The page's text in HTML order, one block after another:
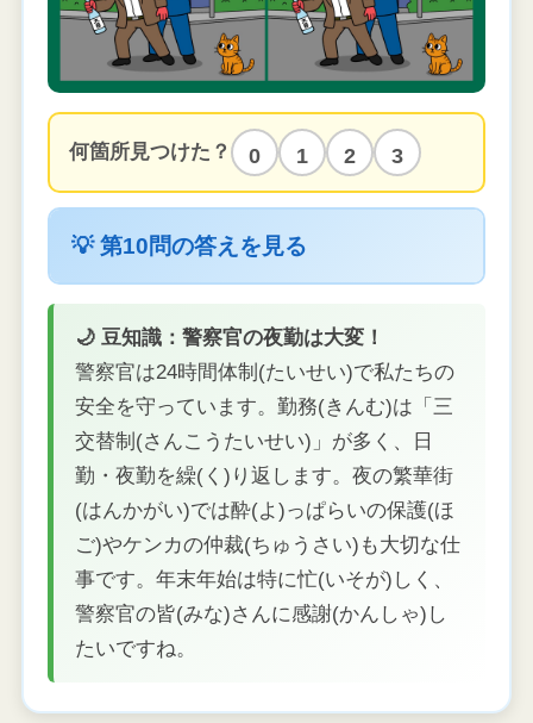
何箇所見つけた？ 0 1 2 3
💡 第10問の答えを見る
🌙 豆知識：警察官の夜勤は大変！
警察官は24時間体制(たいせい)で私たちの
安全を守っています。勤務(きんむ)は「三
交替制(さんこうたいせい)」が多く、日
勤・夜勤を繰(く)り返します。夜の繁華街
(はんかがい)では酔(よ)っぱらいの保護(ほ
ご)やケンカの仲裁(ちゅうさい)も大切な仕
事です。年末年始は特に忙(いそが)しく、
警察官の皆(みな)さんに感謝(かんしゃ)し
たいですね。